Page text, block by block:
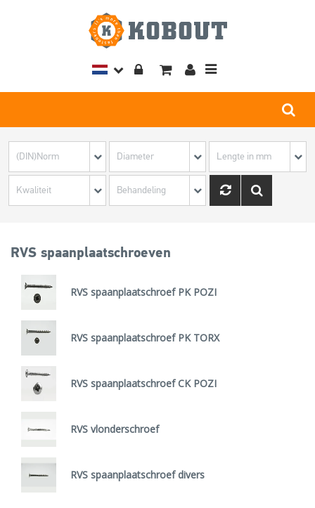
Toggle
RVS spaanplaatschroeven
RVS spaanplaatschroef PK POZI
RVS spaanplaatschroef PK TORX
RVS spaanplaatschroef CK POZI
RVS vlonderschroef
RVS spaanplaatschroef divers